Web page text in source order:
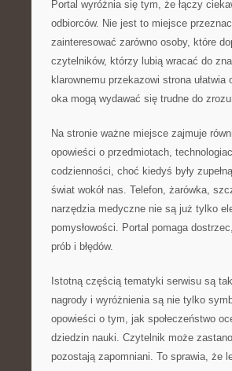
Portal wyróżnia się tym, że łączy
odbiorców. Nie jest to miejsce
zainteresować zarówno osoby, które
czytelników, którzy lubią wracać do
klarownemu przekazowi strona
oka mogą wydawać się trudne do
Na stronie ważne miejsce zajmuje
opowieści o przedmiotach,
codzienności, choć kiedyś były
świat wokół nas. Telefon, żarówka,
narzędzia medyczne nie są już tylko
pomysłowości. Portal pomaga
prób i błędów.
Istotną częścią tematyki serwisu są
nagrody i wyróżnienia są nie tylko
opowieści o tym, jak społeczeństwo
dziedzin nauki. Czytelnik może
pozostają zapomniani. To sprawia, że